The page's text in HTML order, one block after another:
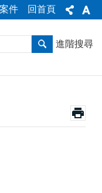
件 回首頁
進階搜尋